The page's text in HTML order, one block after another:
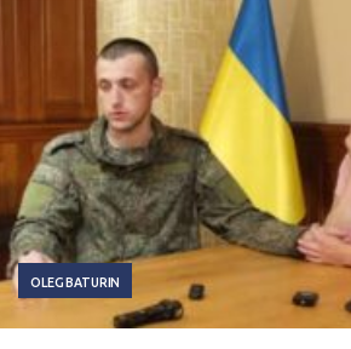
OLEG BATURIN